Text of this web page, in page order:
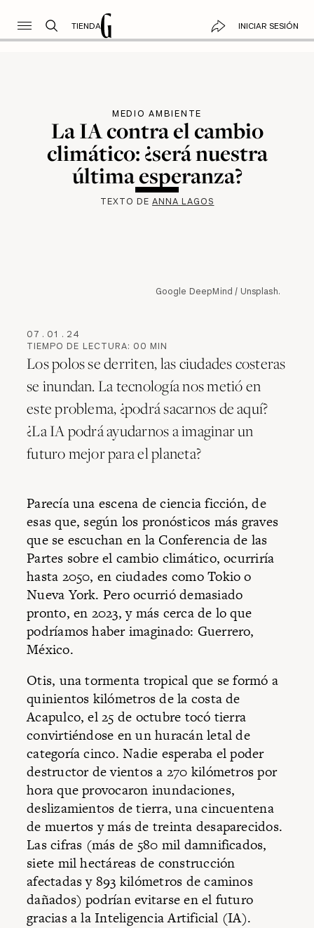
TIENDA INICIAR SESIÓN
MEDIO AMBIENTE
La IA contra el cambio
climático: ¿será nuestra
última esperanza?
TEXTO DE ANNA LAGOS
Google DeepMind / Unsplash.
07 . 01 . 24
TIEMPO DE LECTURA: 00 MIN
Los polos se derriten, las ciudades costeras
se inundan. La tecnología nos metió en
este problema, ¿podrá sacarnos de aquí?
¿La IA podrá ayudarnos a imaginar un
futuro mejor para el planeta?
Parecía una escena de ciencia ficción, de
esas que, según los pronósticos más graves
que se escuchan en la Conferencia de las
Partes sobre el cambio climático, ocurriría
hasta 2050, en ciudades como Tokio o
Nueva York. Pero ocurrió demasiado
pronto, en 2023, y más cerca de lo que
podríamos haber imaginado: Guerrero,
México.
Otis, una tormenta tropical que se formó a
quinientos kilómetros de la costa de
Acapulco, el 25 de octubre tocó tierra
convirtiéndose en un huracán letal de
categoría cinco. Nadie esperaba el poder
destructor de vientos a 270 kilómetros por
hora que provocaron inundaciones,
deslizamientos de tierra, una cincuentena
de muertos y más de treinta desaparecidos.
Las cifras (más de 580 mil damnificados,
siete mil hectáreas de construcción
afectadas y 893 kilómetros de caminos
dañados) podrían evitarse en el futuro
gracias a la Inteligencia Artificial (IA).